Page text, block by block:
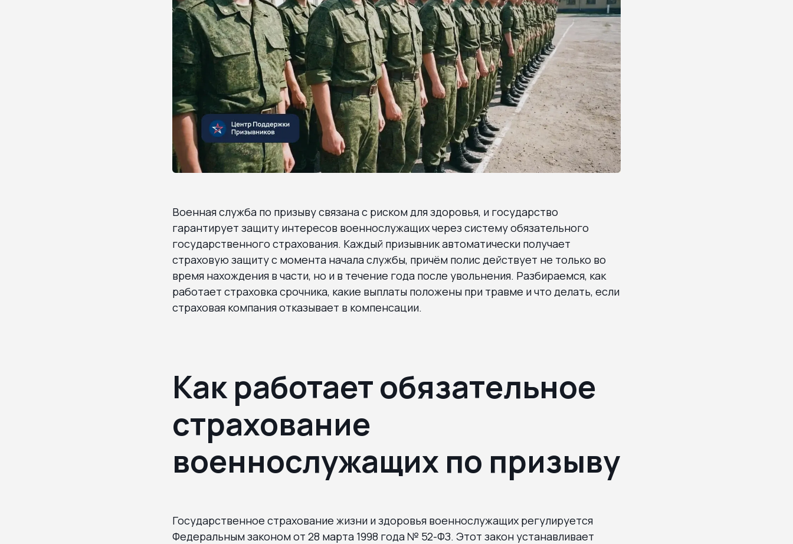
Военная служба по призыву связана с риском для здоровья, и государство
гарантирует защиту интересов военнослужащих через систему обязательного
государственного страхования. Каждый призывник автоматически получает
страховую защиту с момента начала службы, причём полис действует не только во
время нахождения в части, но и в течение года после увольнения. Разбираемся, как
работает страховка срочника, какие выплаты положены при травме и что делать, если
страховая компания отказывает в компенсации.
Как работает обязательное
страхование
военнослужащих по призыву
Государственное страхование жизни и здоровья военнослужащих регулируется
Федеральным законом от 28 марта 1998 года № 52-ФЗ. Этот закон устанавливает